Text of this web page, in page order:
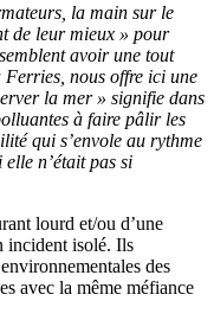
la main sur le
de leur mieux » pour
avoir une tout
nous offre ici une
la mer » signifie dans
à faire pâlir les
qui s’envole au rythme
elle n’était pas si
lourd et/ou d’une
incident isolé. Ils
des
avec la même méfiance